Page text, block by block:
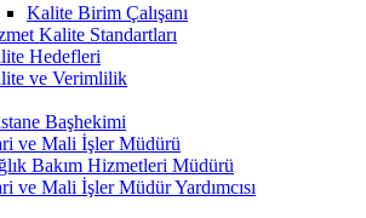
Kalite Birim Çalışanı
Kalite Standartları
Hedefleri
ve Verimlilik
Başhekimi
ve Mali İşler Müdürü
Bakım Hizmetleri Müdürü
ve Mali İşler Müdür Yardımcısı